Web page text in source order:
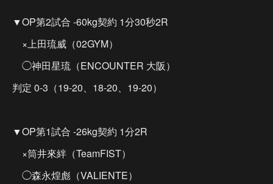
▼OP第2試合 -60kg契約 1分30秒2R
×上田琉威（02GYM）
◯神田星琉（ENCOUNTER 大阪）
判定 0-3（19-20、18-20、19-20）
▼OP第1試合 -26kg契約 1分2R
×筒井來絆（TeamFIST）
◯森永煌彪（VALIENTE）